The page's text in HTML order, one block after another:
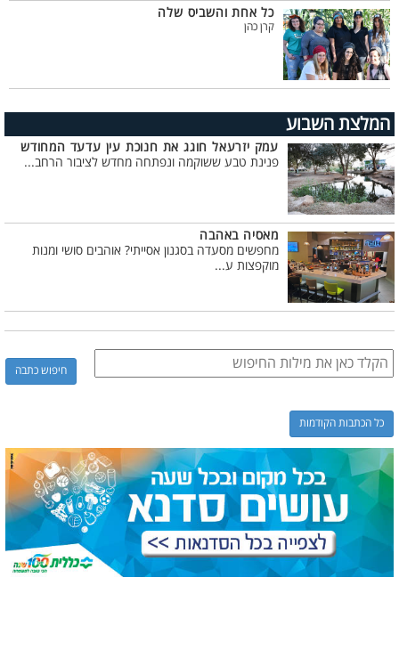
כל אחת והשביס שלה
קרן כהן
המלצת השבוע
עמק יזרעאל חוגג את חנוכת עין עדעד המחודש
פנינת טבע ששוקמה ונפתחה מחדש לציבור הרחב...
מאסיה באהבה
מחפשים מסעדה בסגנון אסייתי? אוהבים סושי ומנות
מוקפצות ע...
כל הכתבות הקודמות